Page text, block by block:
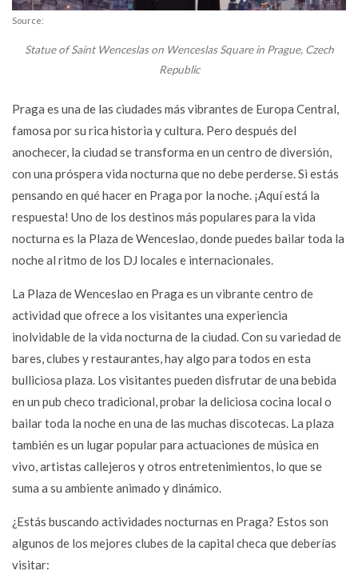
Source:
Statue of Saint Wenceslas on Wenceslas Square in Prague, Czech
Republic
Praga es una de las ciudades más vibrantes de Europa Central,
famosa por su rica historia y cultura. Pero después del
anochecer, la ciudad se transforma en un centro de diversión,
con una próspera vida nocturna que no debe perderse. Si estás
pensando en qué hacer en Praga por la noche. ¡Aquí está la
respuesta! Uno de los destinos más populares para la vida
nocturna es la Plaza de Wenceslao, donde puedes bailar toda la
noche al ritmo de los DJ locales e internacionales.
La Plaza de Wenceslao en Praga es un vibrante centro de
actividad que ofrece a los visitantes una experiencia
inolvidable de la vida nocturna de la ciudad. Con su variedad de
bares, clubes y restaurantes, hay algo para todos en esta
bulliciosa plaza. Los visitantes pueden disfrutar de una bebida
en un pub checo tradicional, probar la deliciosa cocina local o
bailar toda la noche en una de las muchas discotecas. La plaza
también es un lugar popular para actuaciones de música en
vivo, artistas callejeros y otros entretenimientos, lo que se
suma a su ambiente animado y dinámico.
¿Estás buscando actividades nocturnas en Praga? Estos son
algunos de los mejores clubes de la capital checa que deberías
visitar: